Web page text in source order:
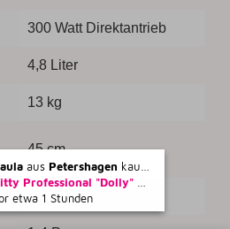
300 Watt Direktantrieb
4,8 Liter
13 kg
45 cm
34,3 x 21,1 x 33,8 cm
aus Petershagen kaufte gerade
"Dolly" 2er Set Profi-Schüsseleinsätze mit Deckel kompatibel mit KitchenAid 4,7 und 4,8 Liter Rührschüsseln
etwa 1 Stunden